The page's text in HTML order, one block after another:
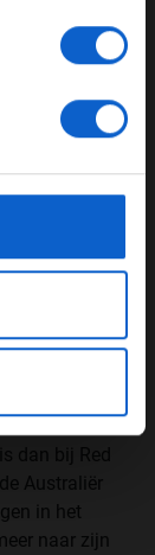
Images)
dan bij Red
Australiër
in het
naar zijn